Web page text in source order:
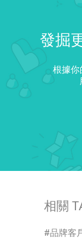
發掘
根據你
相關
品牌客